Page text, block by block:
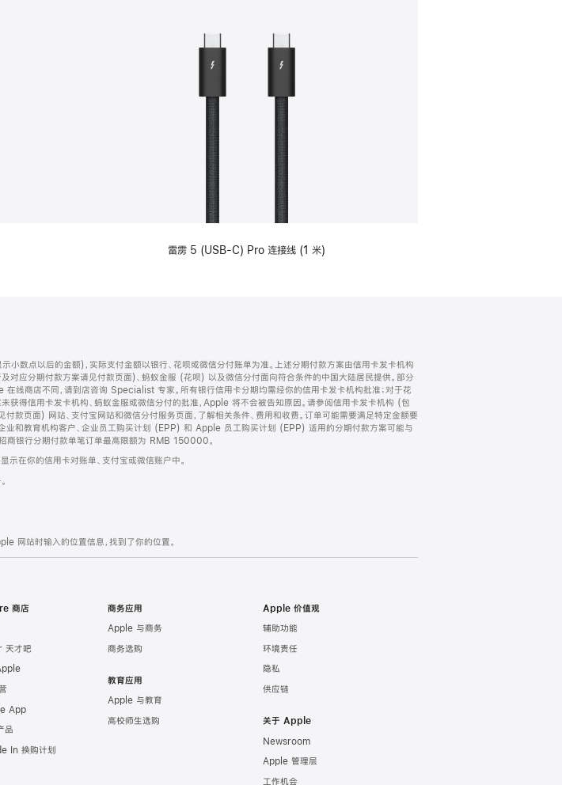
雷雳 5 (USB-C) Pro 连接线 (1 米)
数点以后的金额)，实际支付金额以银行、花呗或微信分付账单为准。上述分期付款方案由信用卡发卡机构
对应分期付款方案请见付款页面)、蚂蚁金服 (花呗) 以及微信分付面向符合条件的中国大陆居民提供。部分
商店不同，请到店咨询 Specialist 专家。所有银行信用卡分期均需经你的信用卡发卡机构批准；对于花
获得信用卡发卡机构、蚂蚁金服或微信分付的批准，Apple 将不会被告知原因。请参阅信用卡发卡机构 (包
款页面) 网站、支付宝网站和微信分付服务页面，了解相关条件、费用和收费。订单可能需要满足特定金额要
业和教育机构客户、企业员工购买计划 (EPP) 和 Apple 员工购买计划 (EPP) 适用的分期付款方案可能与
招商银行分期付款单笔订单最高限额为 RMB 150000。
示在你的信用卡对账单、支付宝或微信账户中。
网站时输入的位置信息，找到了你的位置。
商店
天才吧
App
品
In 换购计划
商务应用
Apple 与商务
商务选购
教育应用
Apple 与教育
高校师生选购
Apple 价值观
辅助功能
环境责任
隐私
供应链
关于 Apple
Newsroom
Apple 管理层
工作机会